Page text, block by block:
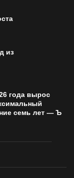
из
года вырос
семь лет — Ъ